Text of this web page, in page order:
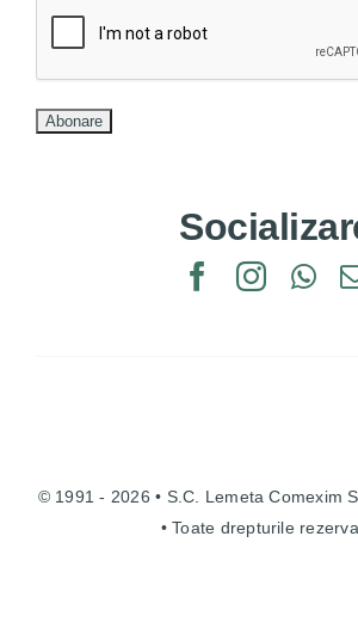
© 1991 - 2026 • S.C. Lemeta Comexim
• Toate drepturile